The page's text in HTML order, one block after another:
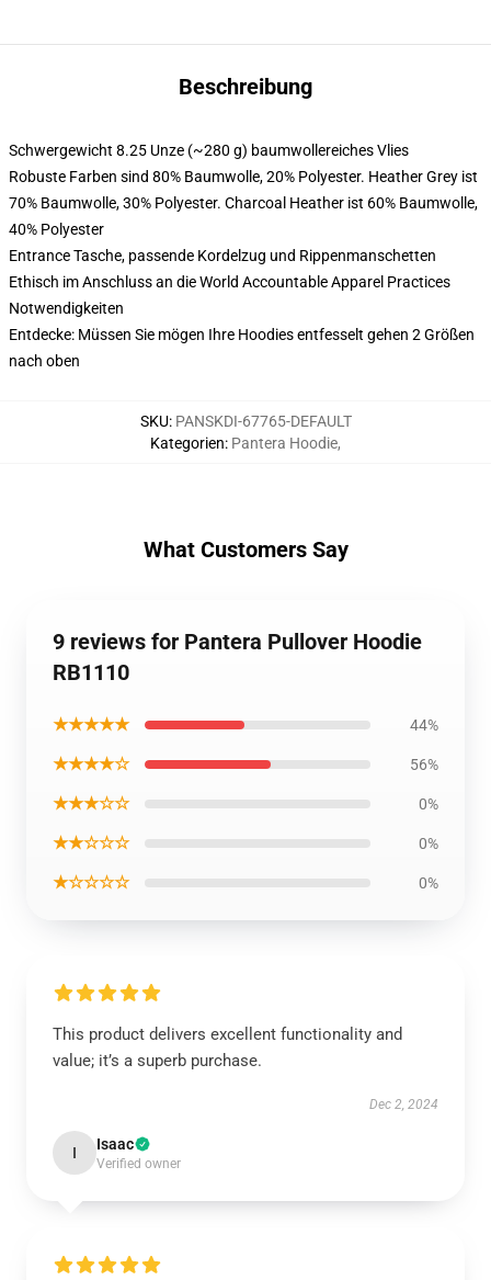
Beschreibung
Schwergewicht 8.25 Unze (~280 g) baumwollereiches Vlies
Robuste Farben sind 80% Baumwolle, 20% Polyester. Heather Grey ist
70% Baumwolle, 30% Polyester. Charcoal Heather ist 60% Baumwolle,
40% Polyester
Entrance Tasche, passende Kordelzug und Rippenmanschetten
Ethisch im Anschluss an die World Accountable Apparel Practices
Notwendigkeiten
Entdecke: Müssen Sie mögen Ihre Hoodies entfesselt gehen 2 Größen
nach oben
SKU: PANSKDI-67765-DEFAULT
Kategorien: Pantera Hoodie,
What Customers Say
9 reviews for Pantera Pullover Hoodie
RB1110
★★★★★ 44%
★★★★☆ 56%
★★★☆☆ 0%
★★☆☆☆ 0%
★☆☆☆☆ 0%
This product delivers excellent functionality and
value; it’s a superb purchase.
Dec 2, 2024
I Isaac
Verified owner